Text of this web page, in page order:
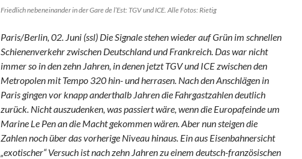
Friedlich nebeneinander in der Gare de l’Est: TGV und ICE. Alle Fotos: Rietig
Paris/Berlin, 02. Juni (ssl) Die Signale stehen wieder auf Grün im schnellen
Schienenverkehr zwischen Deutschland und Frankreich. Das war nicht
immer so in den zehn Jahren, in denen jetzt TGV und ICE zwischen den
Metropolen mit Tempo 320 hin- und herrasen. Nach den Anschlägen in
Paris gingen vor knapp anderthalb Jahren die Fahrgastzahlen deutlich
zurück. Nicht auszudenken, was passiert wäre, wenn die Europafeinde um
Marine Le Pen an die Macht gekommen wären. Aber nun steigen die
Zahlen noch über das vorherige Niveau hinaus. Ein aus Eisenbahnersicht
„exotischer“ Versuch ist nach zehn Jahren zu einem deutsch-französischen